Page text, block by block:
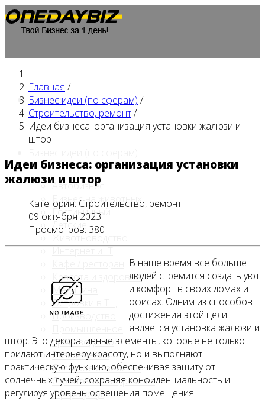
Главная
Автобизнес
Бизнес на животных
Гостиничный
Детские
Животноводство
Красота и здоровье
Медицина
Островки в ТЦ
Производство
производство
Развлечения
Сельское хозяйство
Строительство, ремонт
Сфера услуг
Главная /
Бизнес идеи (по сферам) /
Строительство, ремонт/
Идеи бизнеса: организация установки жалюзи и
штор
Идеи бизнеса: организация установки
жалюзи и штор
Категория: Строительство, ремонт
09 октября 2023
Просмотров: 380
В наше время все больше
людей стремится создать уют
и комфорт в своих домах и
офисах. Одним из способов
достижения этой цели
является установка жалюзи и
штор. Это декоративные элементы, которые не только
придают интерьеру красоту, но и выполняют
практическую функцию, обеспечивая защиту от
солнечных лучей, сохраняя конфиденциальность и
регулируя уровень освещения помещения.